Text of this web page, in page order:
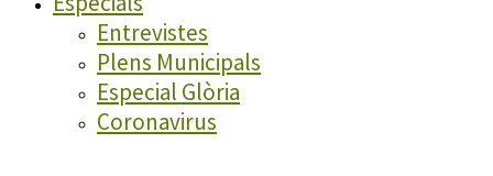
Entrevistes
Plens Municipals
Especial Glòria
Coronavirus